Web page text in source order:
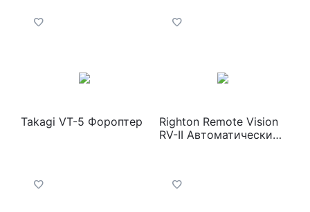
Takagi VT-5 Фороптер
Righton Remote Vision
RV-II Автоматический